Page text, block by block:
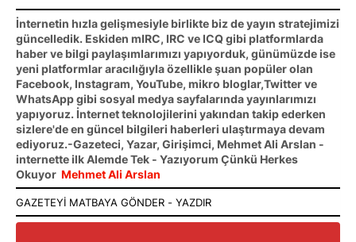
İnternetin hızla gelişmesiyle birlikte biz de yayın stratejimizi
güncelledik. Eskiden mIRC, IRC ve ICQ gibi platformlarda
haber ve bilgi paylaşımlarımızı yapıyorduk, günümüzde ise
yeni platformlar aracılığıyla özellikle şuan popüler olan
Facebook, Instagram, YouTube, mikro bloglar,Twitter ve
WhatsApp gibi sosyal medya sayfalarında yayınlarımızı
yapıyoruz. İnternet teknolojilerini yakından takip ederken
sizlere'de en güncel bilgileri haberleri ulaştırmaya devam
ediyoruz.-Gazeteci, Yazar, Girişimci, Mehmet Ali Arslan -
internette ilk Alemde Tek - Yazıyorum Çünkü Herkes
Okuyor Mehmet Ali Arslan